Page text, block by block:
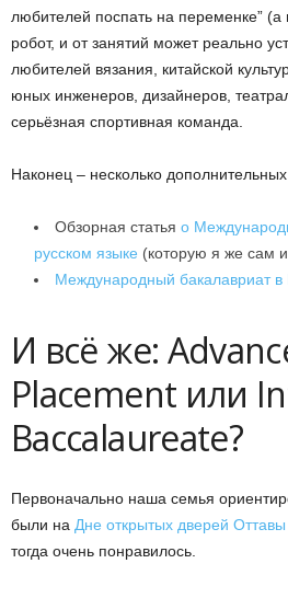
любителей поспать на переменке”
робот, и от занятий может реально
любителей вязания, китайской
юных инженеров, дизайнеров,
серьёзная спортивная команда.
Наконец – несколько дополнительных
Обзорная статья о
русском языке (которую я же сам
Международный бакалавриат в
И всё же:
Placement или
Baccalaureate?
Первоначально наша семья
были на Дне открытых дверей Оттавы
тогда очень понравилось.